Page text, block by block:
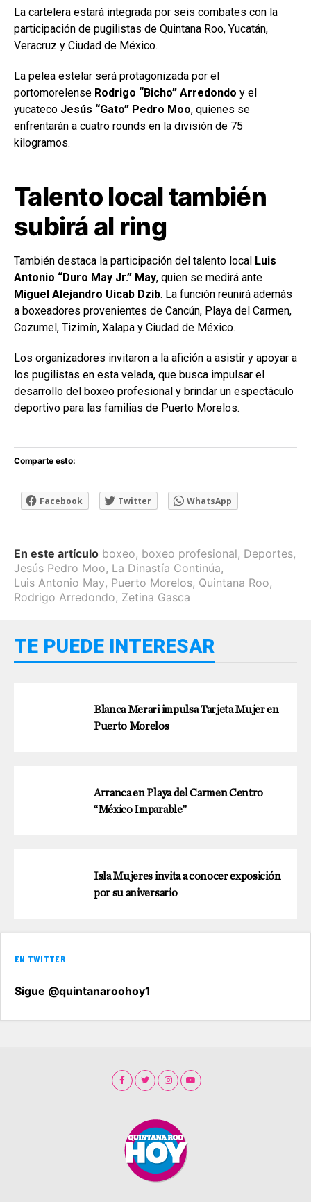
La cartelera estará integrada por seis combates con la
participación de pugilistas de Quintana Roo, Yucatán,
Veracruz y Ciudad de México.
La pelea estelar será protagonizada por el
portomorelense Rodrigo “Bicho” Arredondo y el
yucateco Jesús “Gato” Pedro Moo, quienes se
enfrentarán a cuatro rounds en la división de 75
kilogramos.
Talento local también
subirá al ring
También destaca la participación del talento local Luis
Antonio “Duro May Jr.” May, quien se medirá ante
Miguel Alejandro Uicab Dzib. La función reunirá además
a boxeadores provenientes de Cancún, Playa del Carmen,
Cozumel, Tizimín, Xalapa y Ciudad de México.
Los organizadores invitaron a la afición a asistir y apoyar a
los pugilistas en esta velada, que busca impulsar el
desarrollo del boxeo profesional y brindar un espectáculo
deportivo para las familias de Puerto Morelos.
Comparte esto:
Facebook Twitter WhatsApp
En este artículo boxeo, boxeo profesional, Deportes,
Jesús Pedro Moo, La Dinastía Continúa,
Luis Antonio May, Puerto Morelos, Quintana Roo,
Rodrigo Arredondo, Zetina Gasca
TE PUEDE INTERESAR
Blanca Merari impulsa Tarjeta Mujer en
Puerto Morelos
Arranca en Playa del Carmen Centro
“México Imparable”
Isla Mujeres invita a conocer exposición
por su aniversario
EN TWITTER
Sigue @quintanaroohoy1